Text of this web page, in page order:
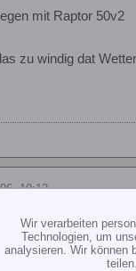
mit Raptor 50v2
zu windig dat
19:12
mit Raptor 50v2
Wir verarbeiten
Technologien, um
analysieren. Wir können